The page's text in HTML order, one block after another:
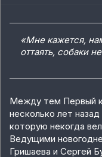
«Мне кажется,
оттаять, собаки
Между тем Первый
несколько лет
которую некогда
Ведущими
Гришаева и Сергей